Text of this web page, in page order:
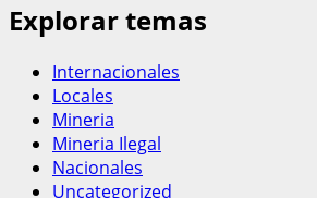
Explorar temas
Internacionales
Locales
Mineria
Mineria Ilegal
Nacionales
Uncategorized